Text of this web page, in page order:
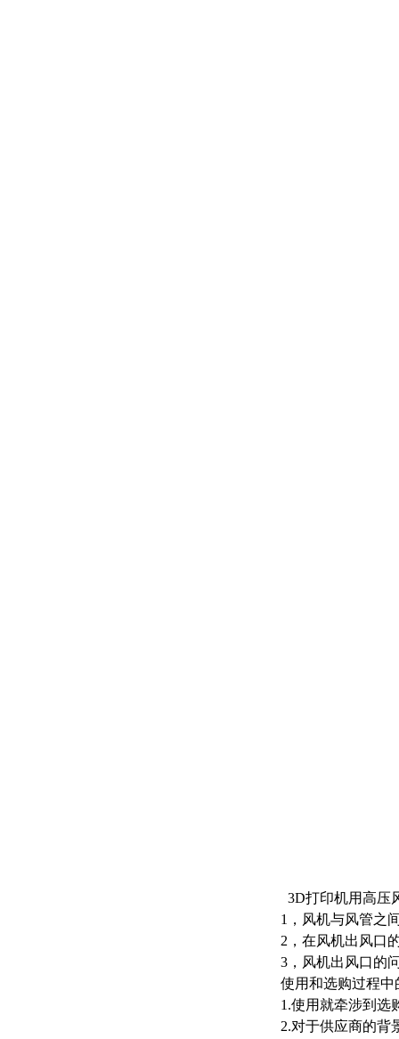
3D打印机用高压
1，风机与风管之
2，在风机出风口
3，风机出风口的
使用和选购过程中
1.使用就牵涉到选
2.对于供应商的背